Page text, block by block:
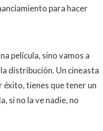
para hacer
película, sino vamos a
distribución. Un cineasta
éxito, tienes que tener un
si no la ve nadie, no